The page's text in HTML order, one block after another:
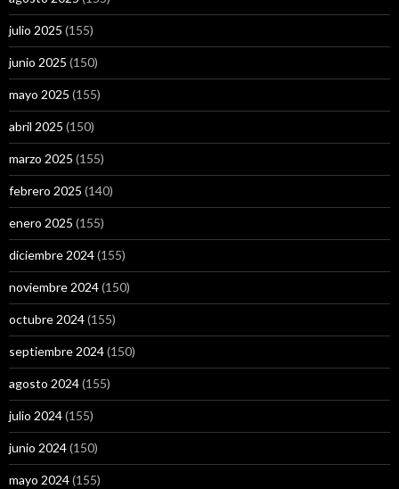
julio 2025 (155)
junio 2025 (150)
mayo 2025 (155)
abril 2025 (150)
marzo 2025 (155)
febrero 2025 (140)
enero 2025 (155)
diciembre 2024(155)
noviembre 2024(150)
octubre 2024(155)
septiembre 2024(150)
agosto 2024(155)
julio 2024(155)
junio 2024(150)
mayo 2024(155)